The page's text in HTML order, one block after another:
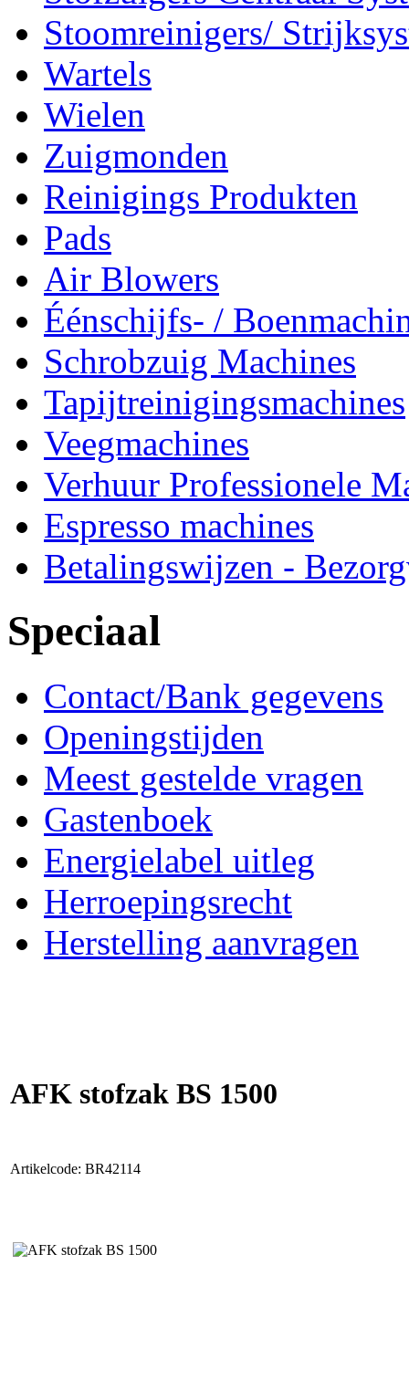
Stoomreinigers/
Wartels
Wielen
Zuigmonden
Reinigings Produkten
Pads
Air Blowers
Éénschijfs- /
Schrobzuig Machines
Tapijtreinigingsmachines
Veegmachines
Verhuur Professionele
Espresso machines
Betalingswijzen -
Speciaal
Contact/Bank gegevens
Openingstijden
Meest gestelde vragen
Gastenboek
Energielabel uitleg
Herroepingsrecht
Herstelling aanvragen
AFK stofzak BS 1500
Artikelcode: BR42114